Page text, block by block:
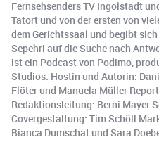
Fernsehsenders TV Ingolstadt
Tatort und von der ersten von
dem Gerichtssaal und begibt
Sepehri auf die Suche nach
ist ein Podcast von Podimo,
Studios. Hostin und Autorin:
Flöter und Manuela Müller
Redaktionsleitung: Berni Mayer
Covergestaltung: Tim Schöll
Bianca Dumschat und Sara